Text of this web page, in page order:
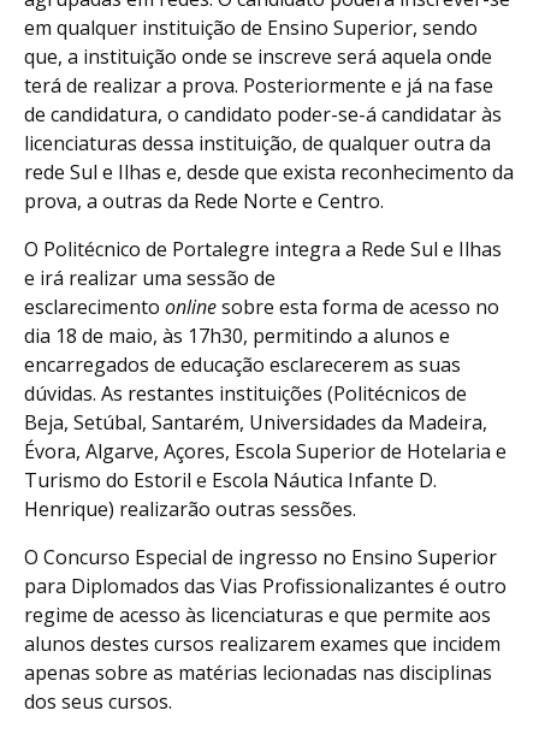
em qualquer instituição de Ensino Superior, sendo
que, a instituição onde se inscreve será aquela onde
terá de realizar a prova. Posteriormente e já na fase
de candidatura, o candidato poder-se-á candidatar às
licenciaturas dessa instituição, de qualquer outra da
rede Sul e Ilhas e, desde que exista reconhecimento da
prova, a outras da Rede Norte e Centro.
O Politécnico de Portalegre integra a Rede Sul e Ilhas
e irá realizar uma sessão de
esclarecimento onlinesobre esta forma de acesso no
dia 18 de maio, às 17h30, permitindo a alunos e
encarregados de educação esclarecerem as suas
dúvidas. As restantes instituições (Politécnicos de
Beja, Setúbal, Santarém, Universidades da Madeira,
Évora, Algarve, Açores, Escola Superior de Hotelaria e
Turismo do Estoril e Escola Náutica Infante D.
Henrique) realizarão outras sessões.
O Concurso Especial de ingresso no Ensino Superior
para Diplomados das Vias Profissionalizantes é outro
regime de acesso às licenciaturas e que permite aos
alunos destes cursos realizarem exames que incidem
apenas sobre as matérias lecionadas nas disciplinas
dos seus cursos.